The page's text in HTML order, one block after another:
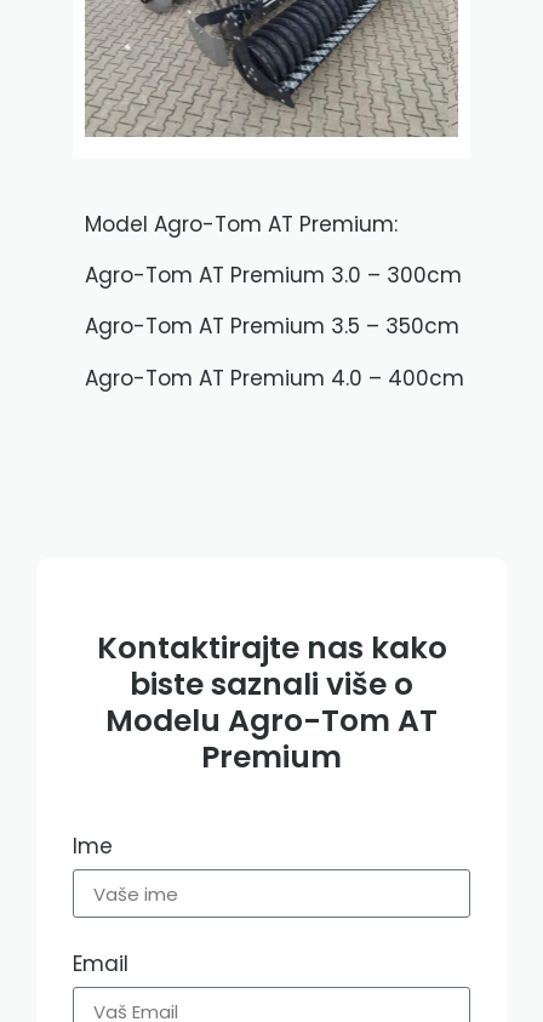
Model Agro-Tom AT Premium:
Agro-Tom AT Premium 3.0 – 300cm
Agro-Tom AT Premium 3.5 – 350cm
Agro-Tom AT Premium 4.0 – 400cm
Kontaktirajte nas kako
biste saznali više o
Modelu Agro-Tom AT
Premium​
Ime
Email